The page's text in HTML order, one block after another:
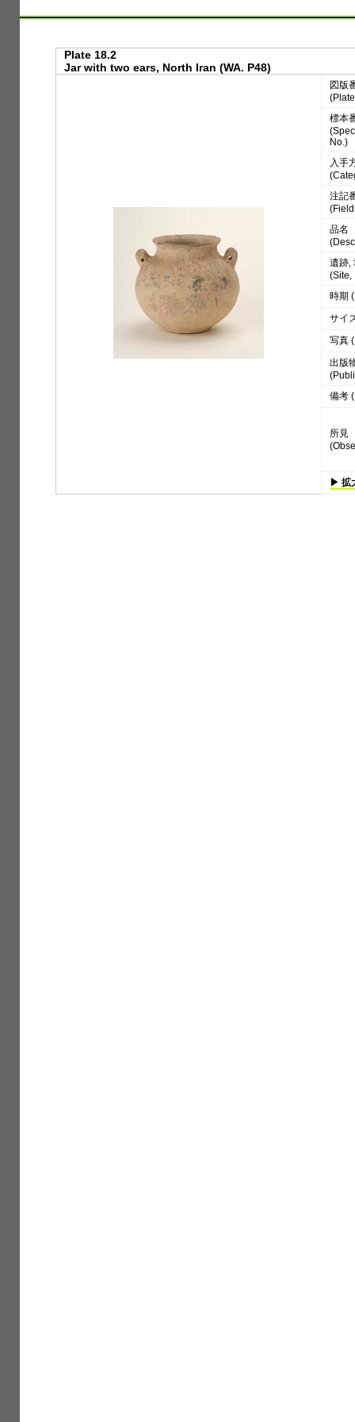
Plate 18.2
Jar with two ears, North Iran (WA. P48)
図版
標本
No.)
入手
注記
品名
遺跡,
(Site,
時期
サイ
写真
出版
備考
所見
▶ 拡